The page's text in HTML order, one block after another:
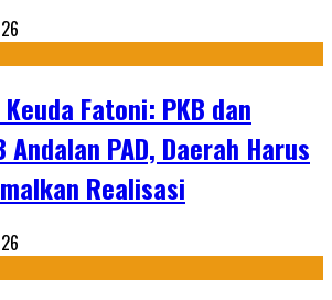
Fatoni: PKB dan
Andalan PAD, Daerah Harus
Realisasi